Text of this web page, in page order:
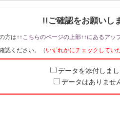
!!ご確認をお願いし
方は↑↑こちらのページの上部↑↑にあるアッ
認ください。（ いずれかにチェックしてい
データを添付しまし
データはありませ